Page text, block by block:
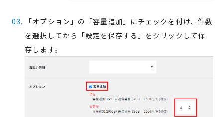
「オプション」の「容量追加」にチェックを付け、件数
を選択してから「設定を保存する」をクリックして保
存します。